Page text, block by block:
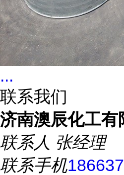
...
联系我们
济南澳辰化工有
联系人 张经理
联系手机